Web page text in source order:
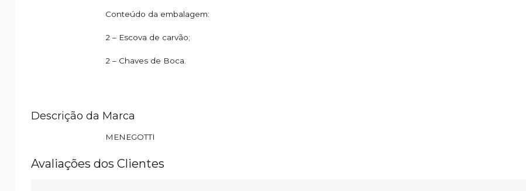
Conteúdo da embalagem:
2 – Escova de carvão;
2 – Chaves de Boca.
Descrição da Marca
MENEGOTTI
Avaliações dos Clientes